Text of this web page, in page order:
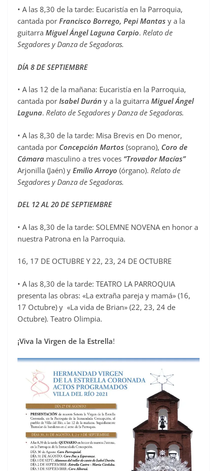
• A las 8,30 de la tarde: Eucaristía en la Parroquia,
cantada por Francisco Borrego, Pepi Mantas y a la
guitarra Miguel Ángel Laguna Carpio. Relato de
Segadores y Danza de Segadoras.
DÍA 8 DE SEPTIEMBRE
• A las 12 de la mañana: Eucaristía en la Parroquia,
cantada por Isabel Durán y a la guitarra Miguel Ángel
Laguna. Relato de Segadores y Danza de Segadoras.
• A las 8,30 de la tarde: Misa Brevis en Do menor,
cantada por Concepción Martos (soprano), Coro de
Cámara masculino a tres voces “Trovador Macías”
Arjonilla (Jaén) y Emilio Arroyo (órgano). Relato de
Segadores y Danza de Segadoras.
DEL 12 AL 20 DE SEPTIEMBRE
• A las 8,30 de la tarde: SOLEMNE NOVENA en honor a
nuestra Patrona en la Parroquia.
16, 17 DE OCTUBRE Y 22, 23, 24 DE OCTUBRE
• A las 8,30 de la tarde: TEATRO LA PARROQUIA
presenta las obras: «La extraña pareja y mamá» (16,
17 Octubre) y «La vida de Brian» (22, 23, 24 de
Octubre). Teatro Olimpia.
¡Viva la Virgen de la Estrella!